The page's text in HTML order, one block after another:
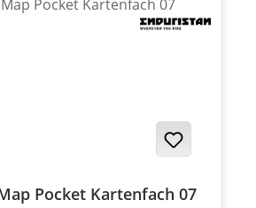
Pocket Kartenfach 07